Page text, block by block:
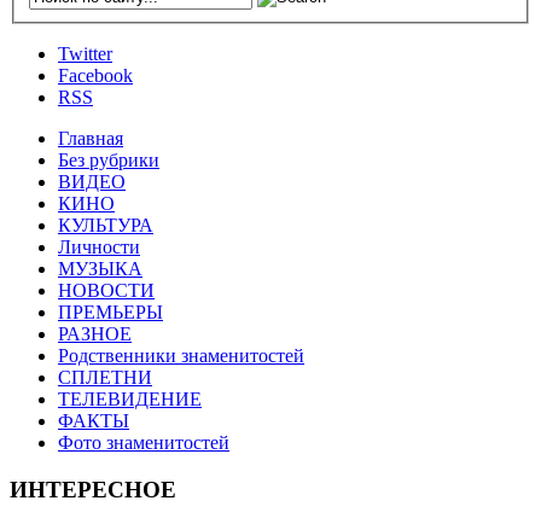
Twitter
Facebook
RSS
Главная
Без рубрики
ВИДЕО
КИНО
КУЛЬТУРА
Личности
МУЗЫКА
НОВОСТИ
ПРЕМЬЕРЫ
РАЗНОЕ
Родственники знаменитостей
СПЛЕТНИ
ТЕЛЕВИДЕНИЕ
ФАКТЫ
Фото знаменитостей
ИНТЕРЕСНОЕ